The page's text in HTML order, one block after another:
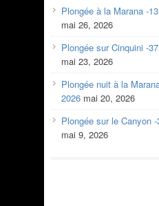
Plongée à la Marana -
mai 26, 2026
Plongée sur Cinquini -
mai 23, 2026
Plongée nuit à la
2026 mai 20, 2026
Plongée sur le Canyon
mai 9, 2026